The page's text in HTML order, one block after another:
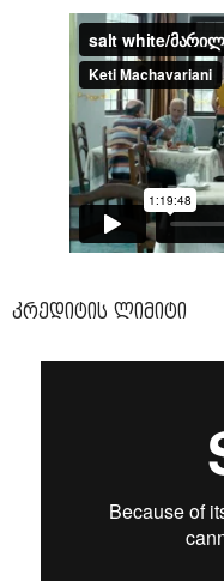
კრედიტის ლიმიტი